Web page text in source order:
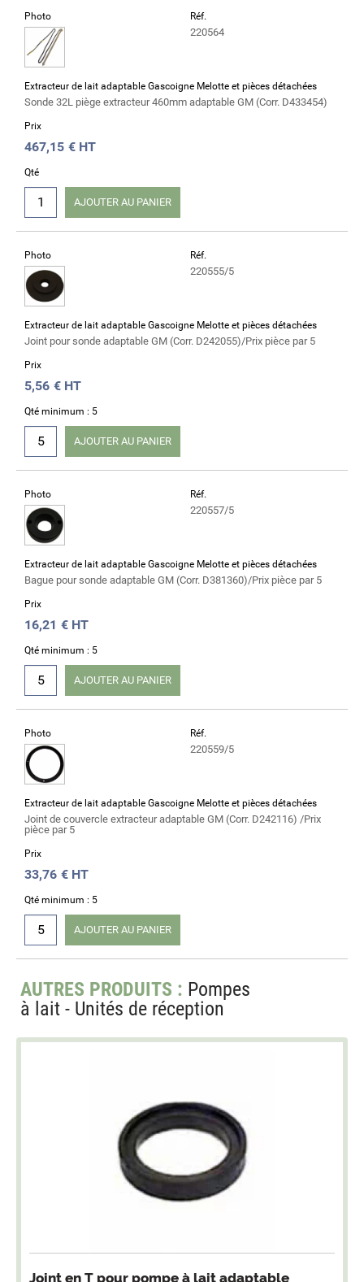
Réf.
220564
Photo
Extracteur de lait adaptable Gascoigne Melotte et pièces détachées
Sonde 32L piège extracteur 460mm adaptable GM (Corr. D433454)
Prix
467,15 € HT
Qté
AJOUTER AU PANIER
Réf.
220555/5
Photo
Extracteur de lait adaptable Gascoigne Melotte et pièces détachées
Joint pour sonde adaptable GM (Corr. D242055)/Prix pièce par 5
Prix
5,56 € HT
Qté minimum : 5
AJOUTER AU PANIER
Réf.
220557/5
Photo
Extracteur de lait adaptable Gascoigne Melotte et pièces détachées
Bague pour sonde adaptable GM (Corr. D381360)/Prix pièce par 5
Prix
16,21 € HT
Qté minimum : 5
AJOUTER AU PANIER
Réf.
220559/5
Photo
Extracteur de lait adaptable Gascoigne Melotte et pièces détachées
Joint de couvercle extracteur adaptable GM (Corr. D242116) /Prix
pièce par 5
Prix
33,76 € HT
Qté minimum : 5
AJOUTER AU PANIER
AUTRES PRODUITS : Pompes
à lait - Unités de réception
Accessoires électriques pour pompes à lait